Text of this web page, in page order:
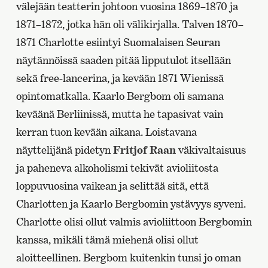
välejään teatterin johtoon vuosina 1869–1870 ja
1871–1872, jotka hän oli välikirjalla. Talven 1870–
1871 Charlotte esiintyi Suomalaisen Seuran
näytännöissä saaden pitää lipputulot itsellään
sekä free-lancerina, ja kevään 1871 Wienissä
opintomatkalla. Kaarlo Bergbom oli samana
keväänä Berliinissä, mutta he tapasivat vain
kerran tuon kevään aikana. Loistavana
näyttelijänä pidetyn Fritjof Raan väkivaltaisuus
ja paheneva alkoholismi tekivät avioliitosta
loppuvuosina vaikean ja selittää sitä, että
Charlotten ja Kaarlo Bergbomin ystävyys syveni.
Charlotte olisi ollut valmis avioliittoon Bergbomin
kanssa, mikäli tämä miehenä olisi ollut
aloitteellinen. Bergbom kuitenkin tunsi jo oman